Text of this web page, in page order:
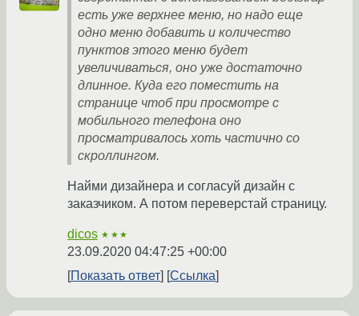
есть уже верхнее меню, но надо еще
одно меню добавить и количество
пунктов этого меню будет
увеличиваться, оно уже достаточно
длинное. Куда его поместить на
странице чтоб при просмотре с
мобильного телефона оно
просматривалось хоть частично со
скроллингом.
Найми дизайнера и согласуй дизайн с
заказчиком. А потом переверстай страницу.
dicos ★★★
23.09.2020 04:47:25 +00:00
Показать ответ
Ссылка